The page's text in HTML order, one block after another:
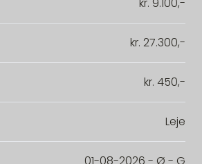
kr. 9.100,-
kr. 27.300,-
kr. 450,-
Leje
01-08-2026 - Ø - G